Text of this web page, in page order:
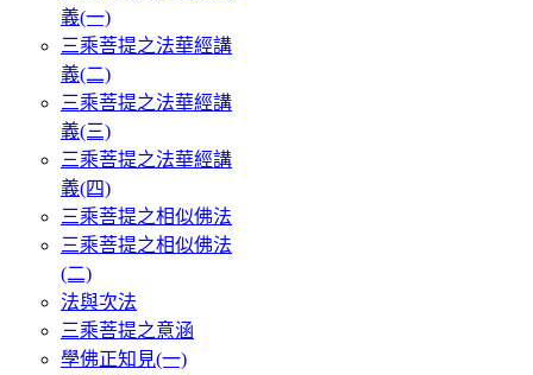
義(一)
三乘菩提之法華經講
義(二)
三乘菩提之法華經講
義(三)
三乘菩提之法華經講
義(四)
三乘菩提之相似佛法
三乘菩提之相似佛法
(二)
法與次法
三乘菩提之意涵
學佛正知見(一)